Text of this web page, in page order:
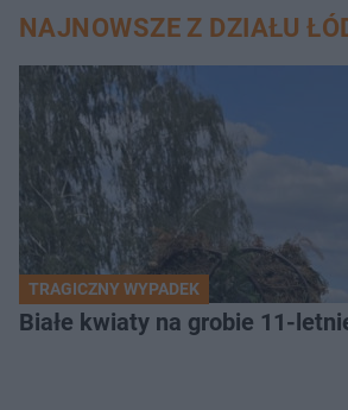
NAJNOWSZE Z DZIAŁU
TRAGICZNY WYPADEK
Białe kwiaty na grobie 11-